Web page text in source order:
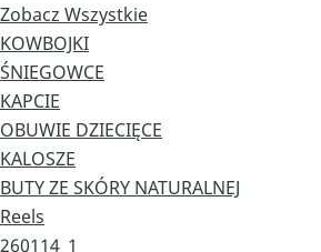
Zobacz Wszystkie
KOWBOJKI
ŚNIEGOWCE
KAPCIE
OBUWIE DZIECIĘCE
KALOSZE
BUTY ZE SKÓRY NATURALNEJ
Reels
260114_1